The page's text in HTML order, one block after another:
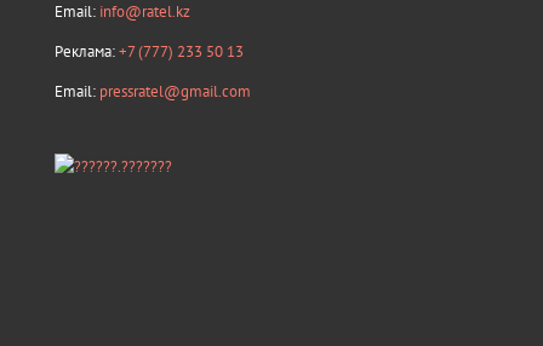
Email: info@ratel.kz
Реклама:+7 (777) 233 50 13
Email: pressratel@gmail.com